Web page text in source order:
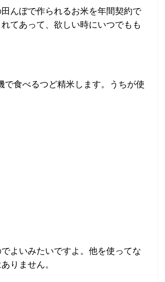
んぼで作られるお米を年間契約で
てあって、欲しい時にいつでもも
食べるつど精米します。うちが使
よいみたいですよ。他を使ってな
りません。